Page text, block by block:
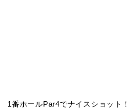
1番ホールPar4でナイスショット！